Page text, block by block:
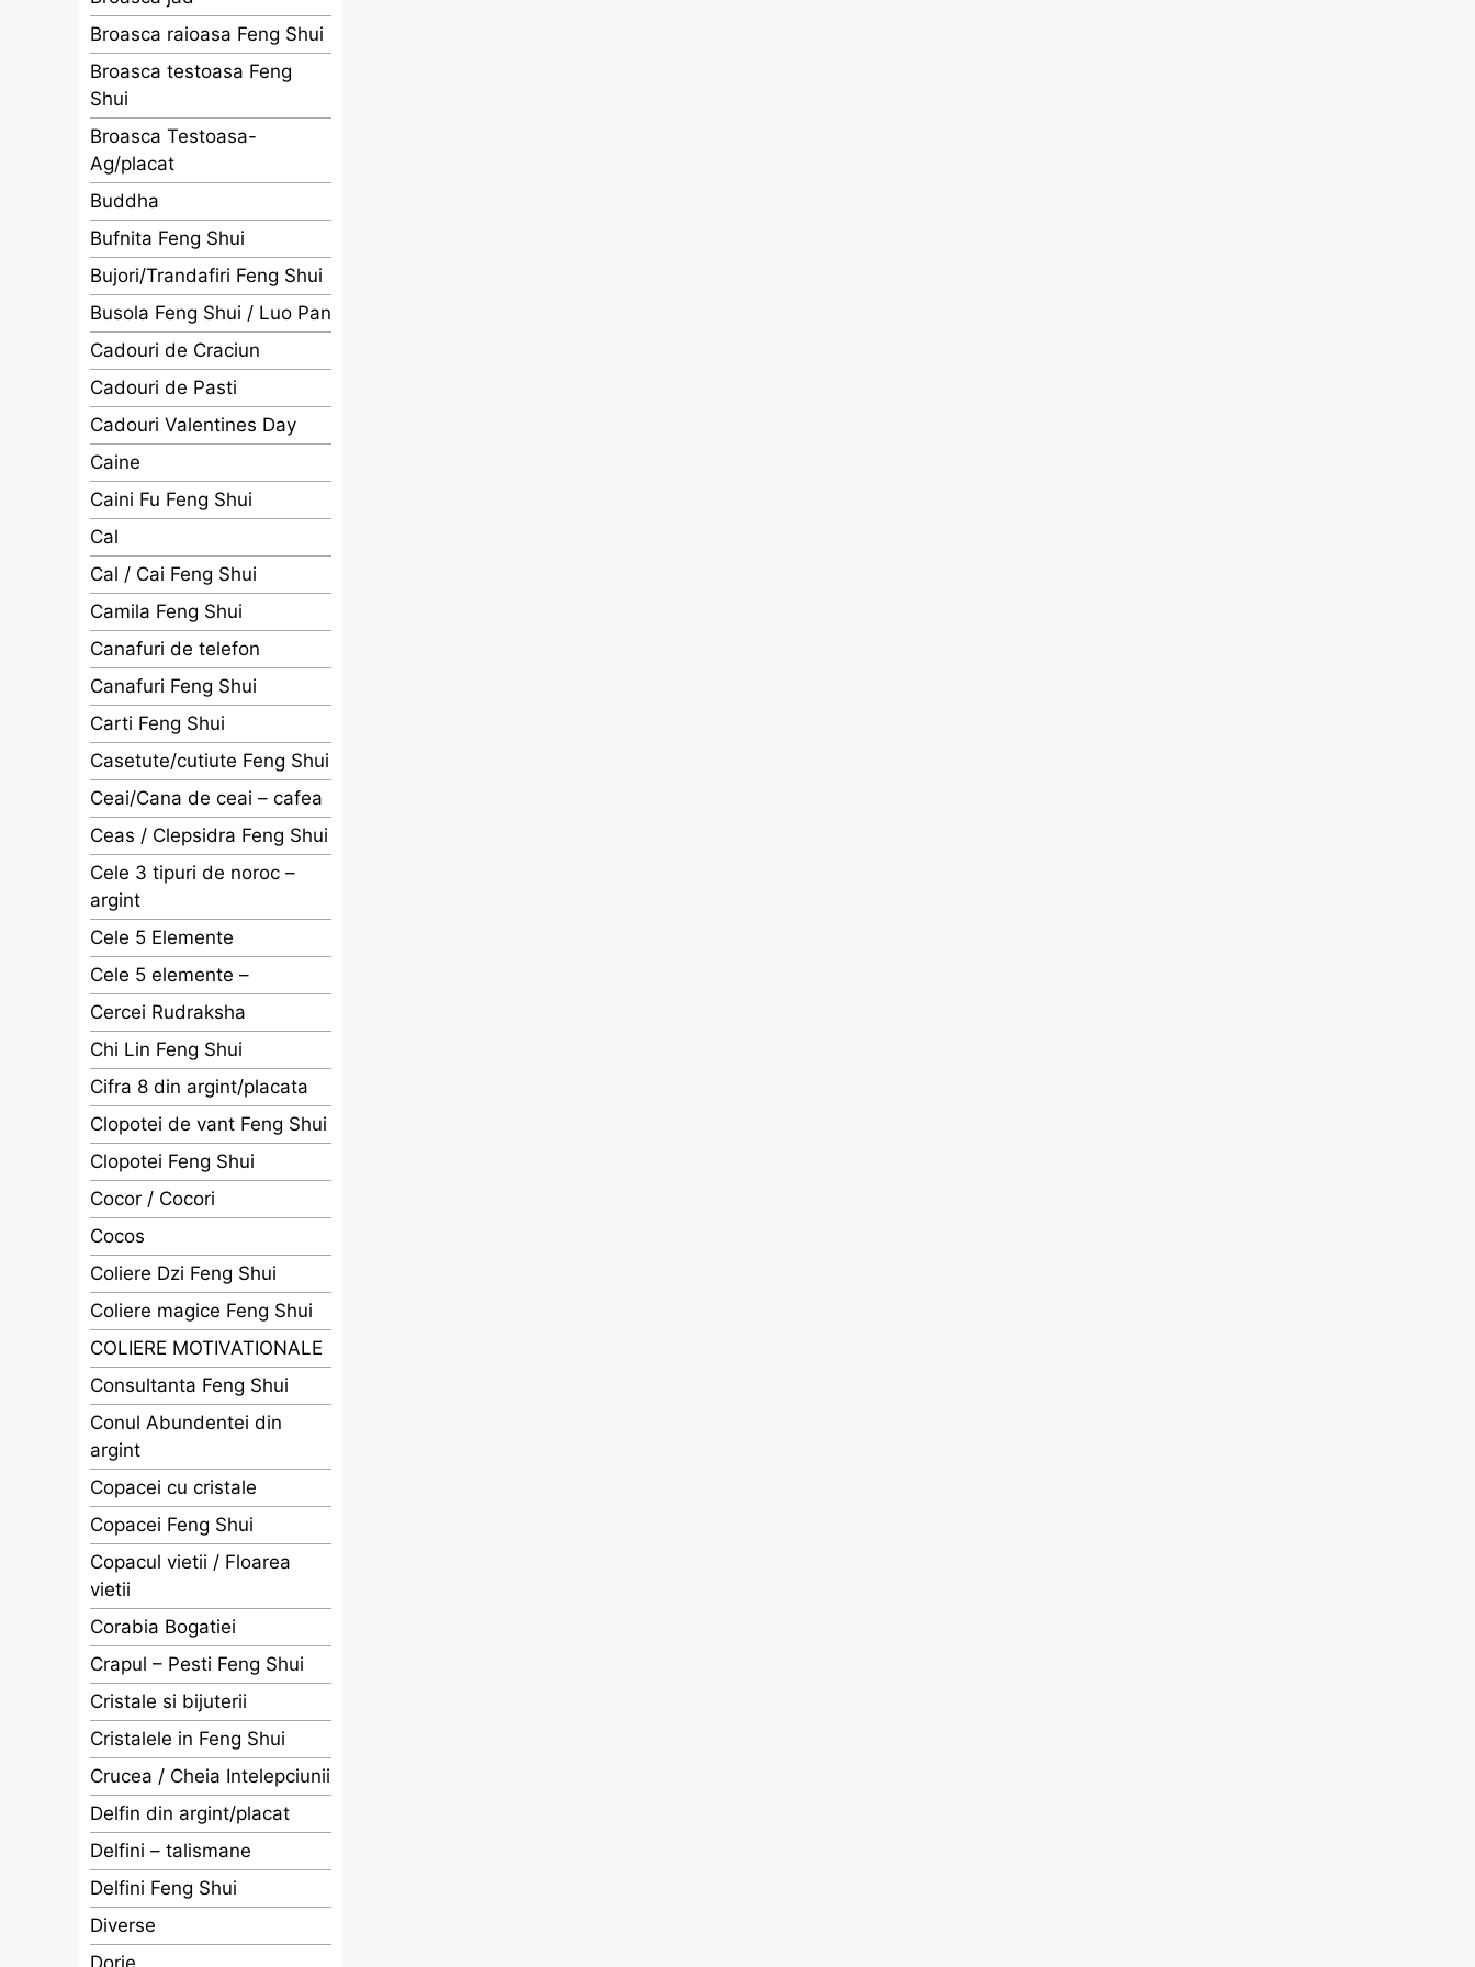
Broasca raioasa Feng Shui
Broasca testoasa Feng
Shui
Broasca Testoasa-
Ag/placat
Buddha
Bufnita Feng Shui
Bujori/Trandafiri Feng Shui
Busola Feng Shui / Luo Pan
Cadouri de Craciun
Cadouri de Pasti
Cadouri Valentines Day
Caine
Caini Fu Feng Shui
Cal
Cal / Cai Feng Shui
Camila Feng Shui
Canafuri de telefon
Canafuri Feng Shui
Carti Feng Shui
Casetute/cutiute Feng Shui
Ceai/Cana de ceai – cafea
Ceas / Clepsidra Feng Shui
Cele 3 tipuri de noroc –
argint
Cele 5 Elemente
Cele 5 elemente –
Cercei Rudraksha
Chi Lin Feng Shui
Cifra 8 din argint/placata
Clopotei de vant Feng Shui
Clopotei Feng Shui
Cocor / Cocori
Cocos
Coliere Dzi Feng Shui
Coliere magice Feng Shui
COLIERE MOTIVATIONALE
Consultanta Feng Shui
Conul Abundentei din
argint
Copacei cu cristale
Copacei Feng Shui
Copacul vietii / Floarea
vietii
Corabia Bogatiei
Crapul – Pesti Feng Shui
Cristale si bijuterii
Cristalele in Feng Shui
Crucea / Cheia Intelepciunii
Delfin din argint/placat
Delfini – talismane
Delfini Feng Shui
Diverse
Dorje